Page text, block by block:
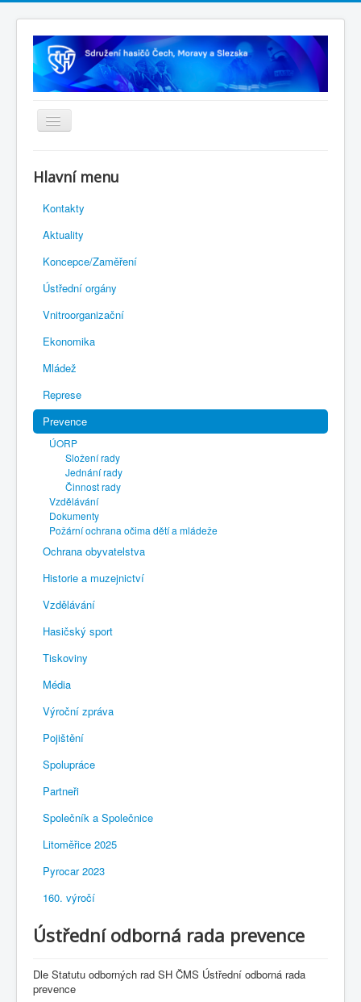
Rejstřík sportu
Novelizace Stanov SH ČMS
Plán činnosti 2026
Kalendář akcí
Výhody pro členy
Portál REDENOX
Hlavní menu
Kontakty
Aktuality
Koncepce/Zaměření
Ústřední orgány
Vnitroorganizační
Ekonomika
Mládež
Represe
Prevence
ÚORP
Složení rady
Jednání rady
Činnost rady
Vzdělávání
Dokumenty
Požární ochrana očima dětí a mládeže
Ochrana obyvatelstva
Historie a muzejnictví
Vzdělávání
Hasičský sport
Tiskoviny
Média
Výroční zpráva
Pojištění
Spolupráce
Partneři
Společník a Společnice
Litoměřice 2025
Pyrocar 2023
160. výročí
Ústřední odborná rada prevence
Dle Statutu odborných rad SH ČMS Ústřední odborná rada
prevence